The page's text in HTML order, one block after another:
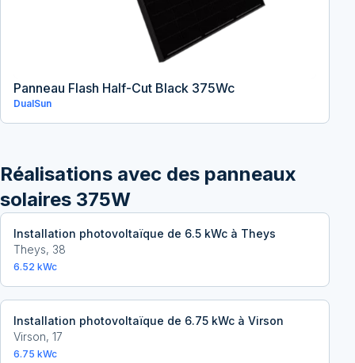
Panneau Flash Half-Cut Black 375Wc
DualSun
Réalisations avec des panneaux
solaires 375W
Installation photovoltaïque de 6.5 kWc à Theys
Theys, 38
6.52 kWc
Installation photovoltaïque de 6.75 kWc à Virson
Virson, 17
6.75 kWc